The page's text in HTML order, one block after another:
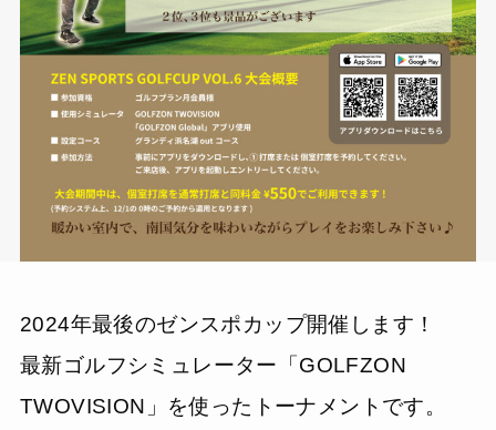
2024年最後のゼンスポカップ開催します！
最新ゴルフシミュレーター「GOLFZON
TWOVISION」を使ったトーナメントです。